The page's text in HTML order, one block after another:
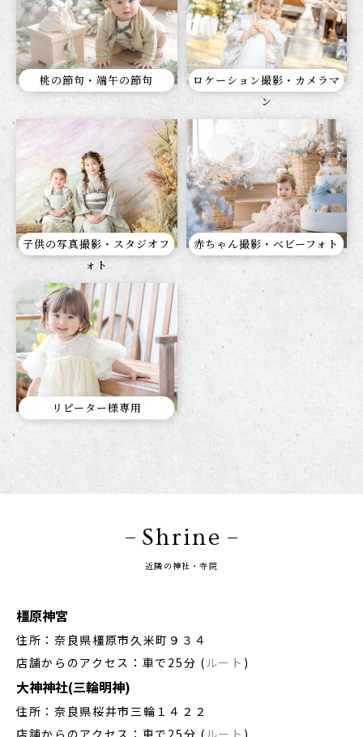
桃の節句・端午の節句
ロケーション撮影・カメラマ
ン
子供の写真撮影・スタジオフ
ォト
赤ちゃん撮影・ベビーフォト
リピーター様専用
Shrine
近隣の神社・寺院
橿原神宮
住所：奈良県橿原市久米町９３４
店舗からのアクセス：車で25分 (ルート )
大神神社(三輪明神)
住所：奈良県桜井市三輪１４２２